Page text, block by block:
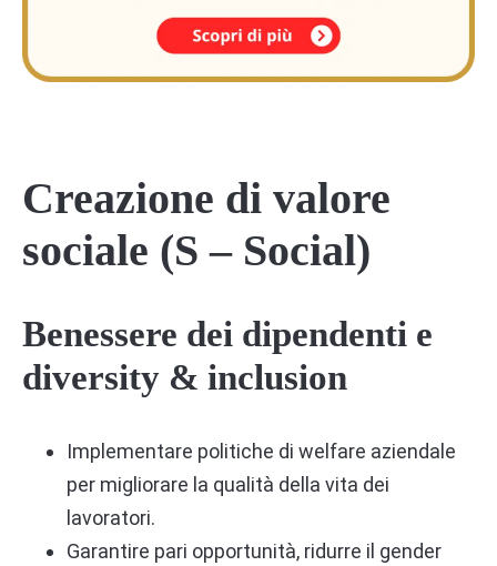
Creazione di valore
sociale (S – Social)
Benessere dei dipendenti e
diversity & inclusion
Implementare politiche di welfare aziendale
per migliorare la qualità della vita dei
lavoratori.
Garantire pari opportunità, ridurre il gender